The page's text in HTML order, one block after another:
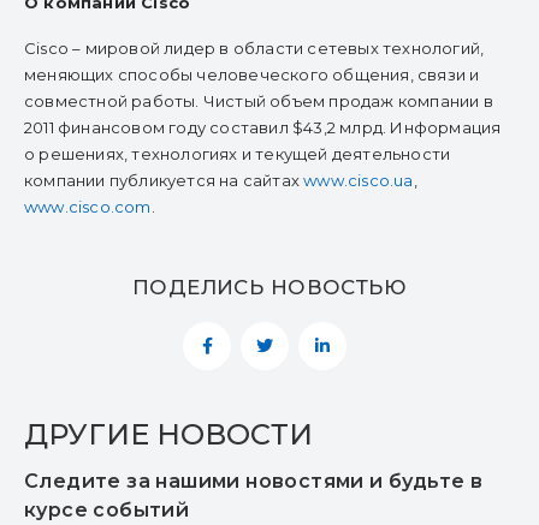
Cisco – мировой лидер в области сетевых технологий,
меняющих способы человеческого общения, связи и
совместной работы. Чистый объем продаж компании в
2011 финансовом году составил $43,2 млрд. Информация
о решениях, технологиях и текущей деятельности
компании публикуется на сайтахwww.cisco.ua
www.cisco.com
ПОДЕЛИСЬ НОВОСТЬЮ
ДРУГИЕ НОВОСТИ
Следите за нашими новостями и будьте в
курсе событий